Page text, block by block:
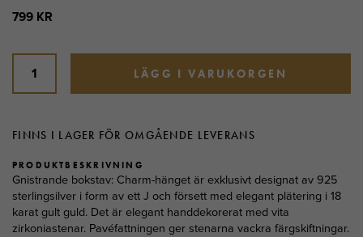
PRODUKTBESKRIVNING
Gnistrande bokstav: Charm-hänget är exklusivt designat av 925
sterlingsilver i form av ett J och försett med elegant plätering i 18
karat gult guld. Det är elegant handdekorerat med vita
zirkoniastenar. Pavéfattningen ger stenarna vackra färgskiftningar.
799 KR
LÄGG I VARUKORGEN
FINNS I LAGER FÖR OMGÅENDE LEVERANS